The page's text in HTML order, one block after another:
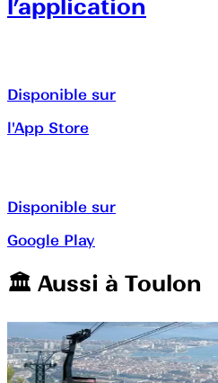
l’application
Disponible sur
l'App Store
Disponible sur
Google Play
🏛️️ Aussi à Toulon